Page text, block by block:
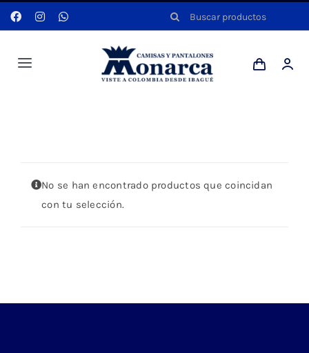
Saltar
al
Buscar:
Toggle
Dotaciones
No se han encontrado productos que coincidan
con tu selección.